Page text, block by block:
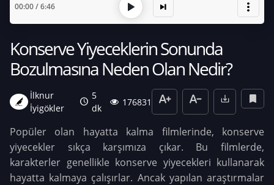
00:00/6:46
Konserve Yiyeceklerin Sonunda
Bozulmasına Neden Olan Nedir?
İlknur
İyigökler
5
dk
176831
Popüler olan hayatta kalma filmlerinde, konserve
yiyecekler sıkça karşımıza çıkar. Bu filmlerde,
karakterler genellikle konserve yiyecekleri kullanarak
hayatta kalmaya çalışırlar. Ancak yapılan araştırmalar